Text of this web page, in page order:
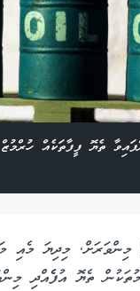
ތެޔޮ ފީފާތަކެއް
މިންވަރަށް, މިދިޔަ
ތެޔޮ އުފެެއްދި